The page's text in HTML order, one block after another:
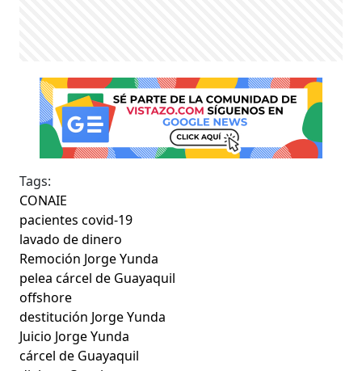
Tags:
CONAIE
pacientes covid-19
lavado de dinero
Remoción Jorge Yunda
pelea cárcel de Guayaquil
offshore
destitución Jorge Yunda
Juicio Jorge Yunda
cárcel de Guayaquil